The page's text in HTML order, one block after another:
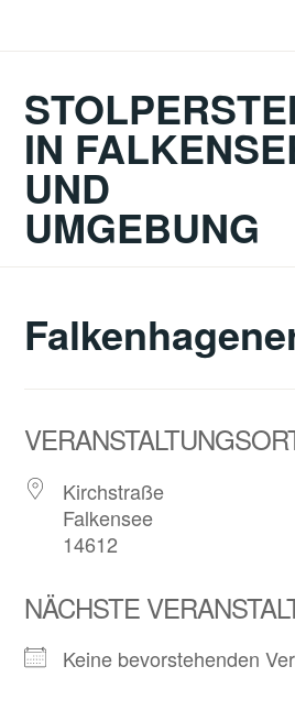
IN
UND
UMGEBUNG
Kirchstraße
Falkensee
14612
NÄCHSTE
Keine bevorstehenden